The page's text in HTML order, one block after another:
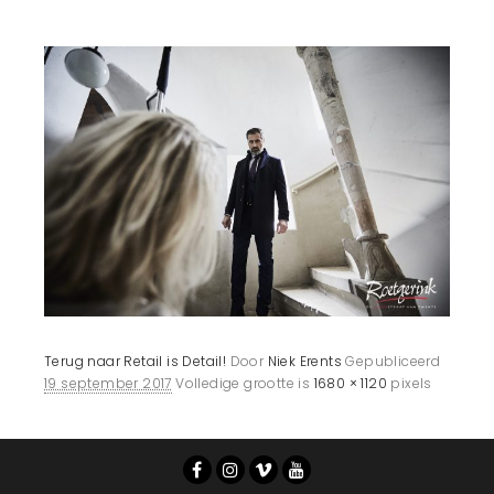
Terug naar Retail is Detail! Door Niek Erents Gepubliceerd
19 september 2017 Volledige grootte is 1680 × 1120 pixels